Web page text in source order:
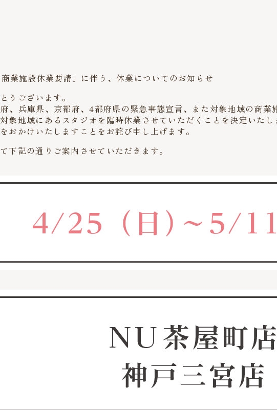
業施設休業要請」に伴う、休業についてのお知らせ
うございます。
、兵庫県、京都府、4都府県の緊急事態宣言、また対象地域の商
地域にあるスタジオを臨時休業させていただくことを決定いたし
おかけいたしますことをお詫び申し上げます。
記の通りご案内させていただきます。